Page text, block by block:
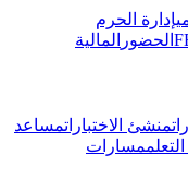
إدارة الحرم
الحضور المالية
منشئ الاختباراتمساعد
مسارات